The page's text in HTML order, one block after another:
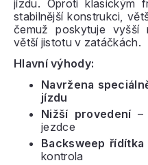
jízdu. Oproti klasickým
stabilnější konstrukci,
čemuž poskytuje vyšší
větší jistotu v zatáčkách.
Hlavní výhody:
Navržena
jízdu
Nižší provedení –
jezdce
Backsweep řídítka
kontrola